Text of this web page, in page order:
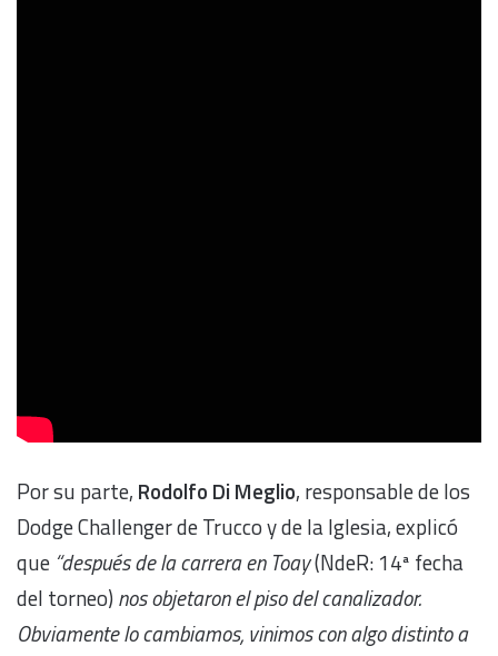
Por su parte, Rodolfo Di Meglio, responsable de los
Dodge Challenger de Trucco y de la Iglesia, explicó
que “después de la carrera en Toay(NdeR: 14ª fecha
del torneo) nos objetaron el piso del canalizador.
Obviamente lo cambiamos, vinimos con algo distinto a